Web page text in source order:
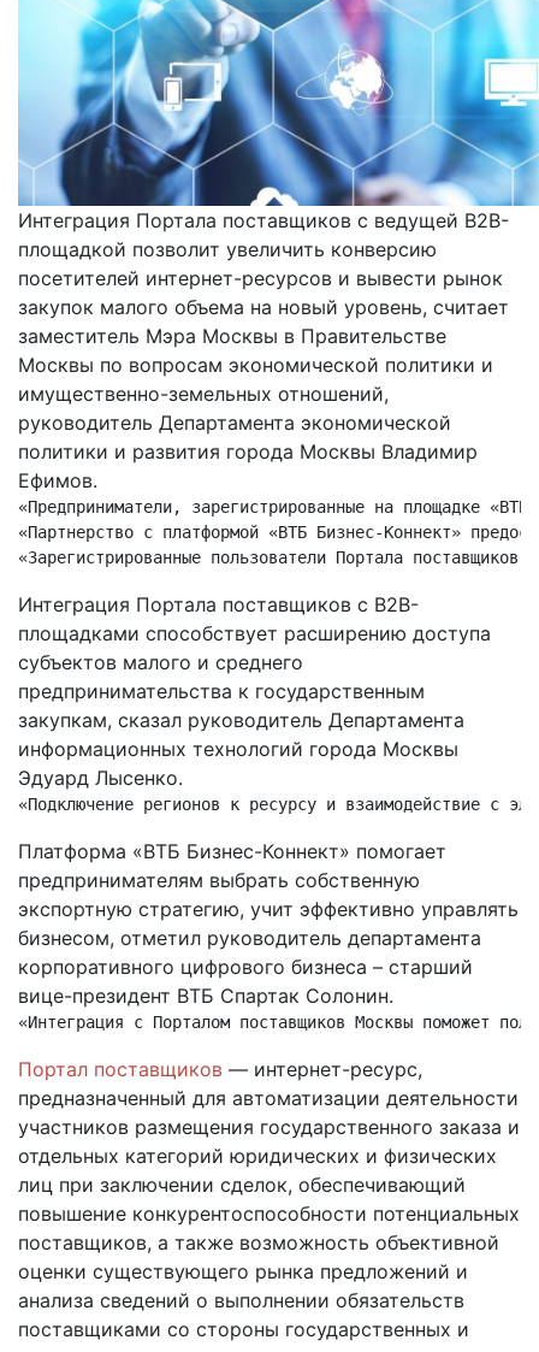
Интеграция Портала поставщиков с ведущей B2B-
площадкой позволит увеличить конверсию
посетителей интернет-ресурсов и вывести рынок
закупок малого объема на новый уровень, считает
заместитель Мэра Москвы в Правительстве
Москвы по вопросам экономической политики и
имущественно-земельных отношений,
руководитель Департамента экономической
политики и развития города Москвы Владимир
Ефимов.
«Предприниматели, зарегистрированные на площадке
«Партнерство с платформой «ВТБ Бизнес-Коннект»
«Зарегистрированные пользователи Портала
Интеграция Портала поставщиков с B2B-
площадками способствует расширению доступа
субъектов малого и среднего
предпринимательства к государственным
закупкам, сказал руководитель Департамента
информационных технологий города Москвы
Эдуард Лысенко.
«Подключение регионов к ресурсу и взаимодействие с
Платформа «ВТБ Бизнес-Коннект» помогает
предпринимателям выбрать собственную
экспортную стратегию, учит эффективно управлять
бизнесом, отметил руководитель департамента
корпоративного цифрового бизнеса – старший
вице-президент ВТБ Спартак Солонин.
«Интеграция с Порталом поставщиков Москвы поможет
Портал поставщиков — интернет-ресурс,
предназначенный для автоматизации деятельности
участников размещения государственного заказа и
отдельных категорий юридических и физических
лиц при заключении сделок, обеспечивающий
повышение конкурентоспособности потенциальных
поставщиков, а также возможность объективной
оценки существующего рынка предложений и
анализа сведений о выполнении обязательств
поставщиками со стороны государственных и